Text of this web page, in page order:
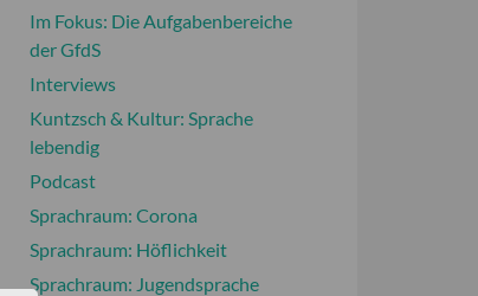
Im Fokus: Die Aufgabenbereiche
der GfdS
Interviews
Kuntzsch & Kultur: Sprache
lebendig
Podcast
Sprachraum: Corona
Sprachraum: Höflichkeit
Sprachraum: Jugendsprache